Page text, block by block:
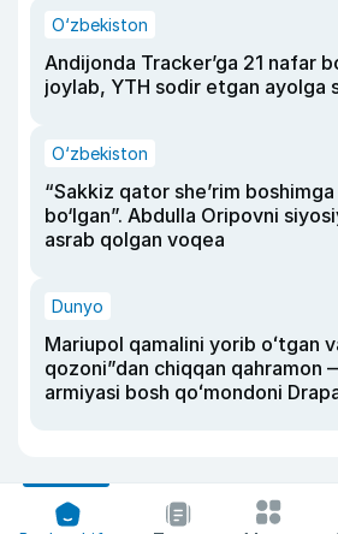
O‘zbekiston
Andijonda Tracker’ga 21 nafar
joylab, YTH sodir etgan ayolga
O‘zbekiston
“Sakkiz qator she’rim
bo‘lgan”. Abdulla Oripovni
asrab qolgan voqea
Dunyo
Mariupol qamalini yorib oʻtgan
qozoni”dan chiqqan qahramon
armiyasi bosh qoʻmondoni